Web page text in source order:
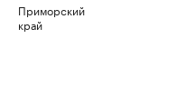
Приморский
край